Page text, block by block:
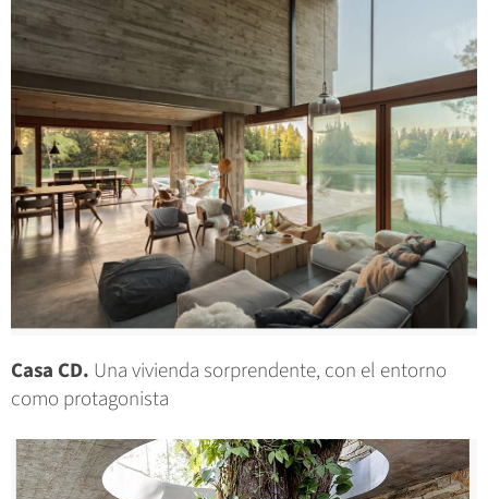
Casa CD. Una vivienda sorprendente, con el entorno
como protagonista